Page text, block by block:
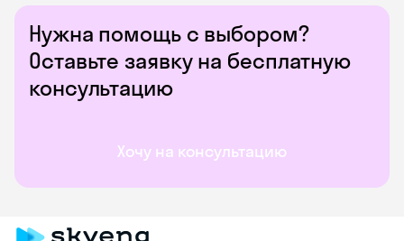
Нужна помощь с выбором?
Оставьте заявку на бесплатную
консультацию
Хочу на консультацию